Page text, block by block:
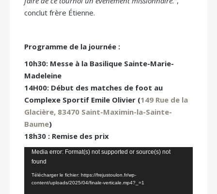
conclut frère Étienne.
Programme de la journée :
10h30: Messe à la Basilique Sainte-Marie-
Madeleine
14H00: Début des matches de foot au
Complexe Sportif Emile Olivier (149 Rue de la
Glacière, 83470 Saint-Maximin-la-Sainte-
Baume)
18h30 : Remise des prix
Lecteur
vidéo
Media error: Format(s) not supported or source(s) not
found
Télécharger le fichier: https://frejustoulon.fr/wp-
content/uploads/2025/04/finale-verticale.mp4?_=1